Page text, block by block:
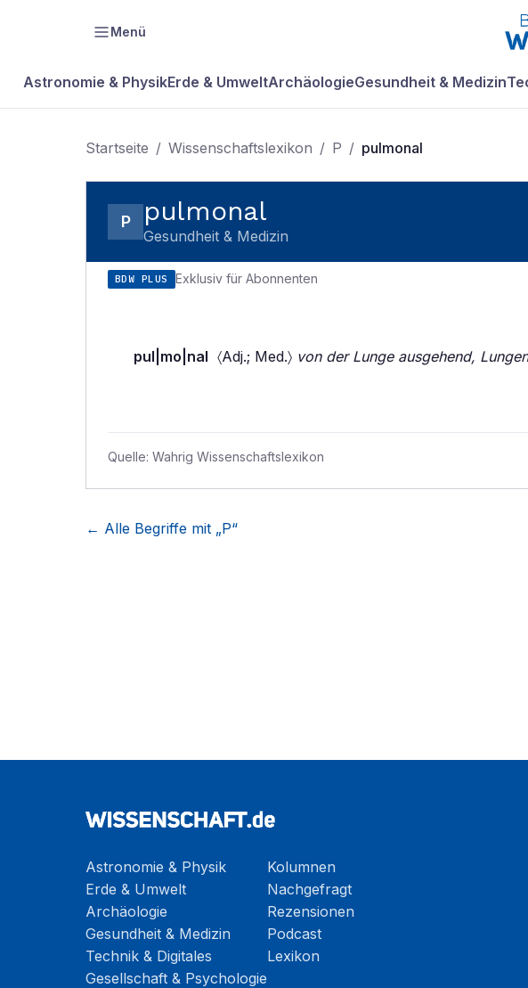
Menü
Astronomie & PhysikErde & UmweltArchäologieGesundheit & Medizin
Startseite / Wissenschaftslexikon / P / pulmonal
P pulmonal
Gesundheit & Medizin
BDW PLUS Exklusiv für Abonnenten
pul|mo|nal 〈Adj.; Med.〉 von der Lunge ausgehend,
Quelle: Wahrig Wissenschaftslexikon
← Alle Begriffe mit „P“
Astronomie & Physik
Erde & Umwelt
Archäologie
Gesundheit & Medizin
Technik & Digitales
Gesellschaft & Psychologie
Kolumnen
Nachgefragt
Rezensionen
Podcast
Lexikon